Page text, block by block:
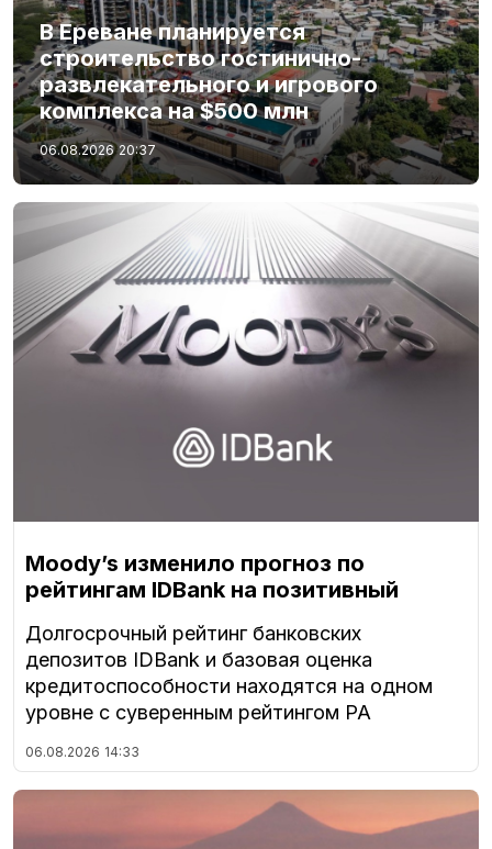
В Ереване планируется
строительство гостинично-
развлекательного и игрового
комплекса на $500 млн
06.08.2026 20:37
Moody’s изменило прогноз по
рейтингам IDBank на позитивный
Долгосрочный рейтинг банковских
депозитов IDBank и базовая оценка
кредитоспособности находятся на одном
уровне с суверенным рейтингом РА
06.08.2026 14:33